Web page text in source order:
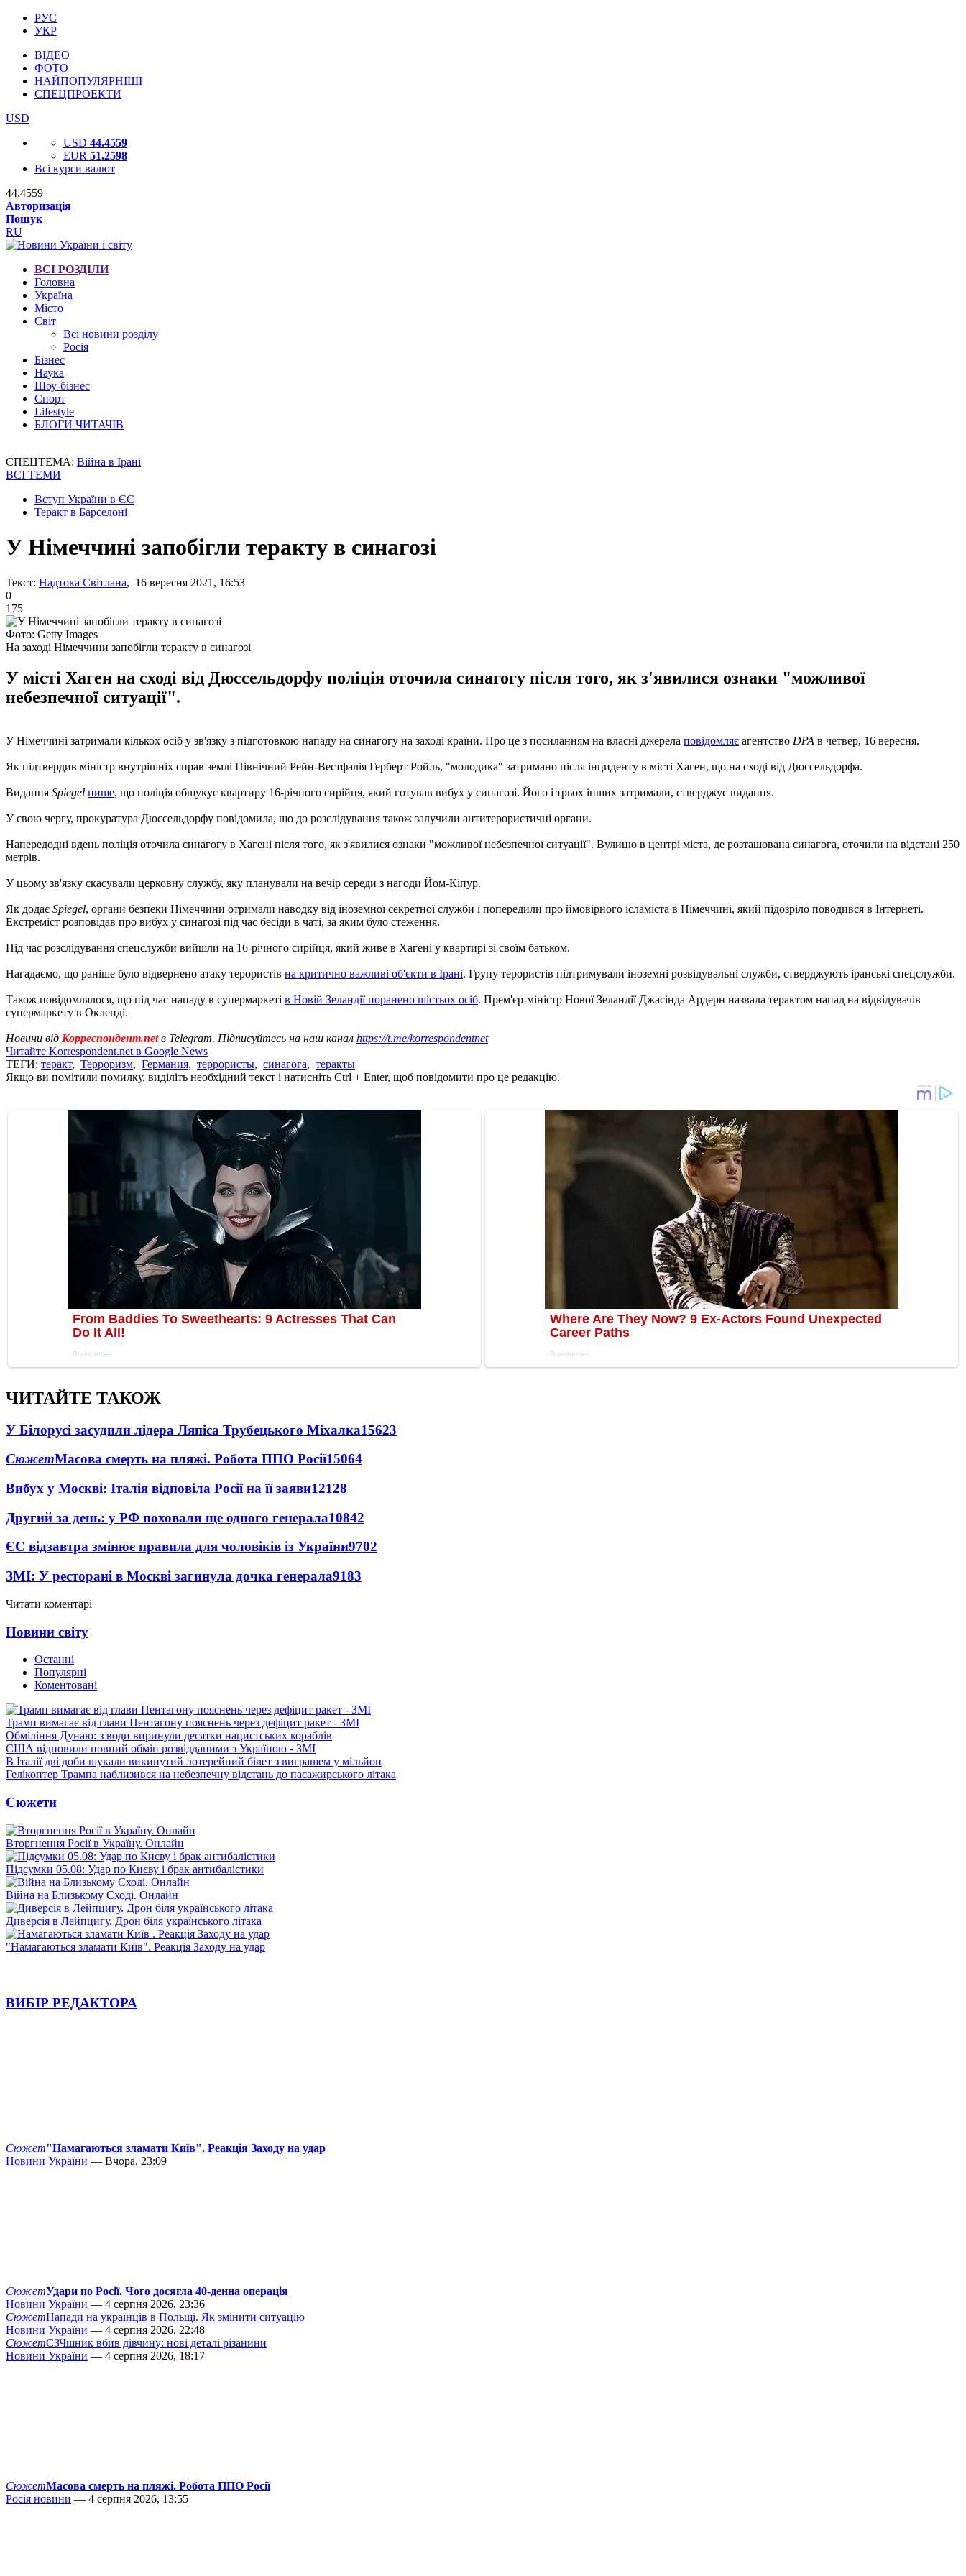
РУС
УКР
ВІДЕО
ФОТО
НАЙПОПУЛЯРНІШІ
СПЕЦПРОЕКТИ
USD
USD 44.4559
EUR 51.2598
Всі курси валют
44.4559
Авторизація
Пошук
RU
ВСІ РОЗДІЛИ
Головна
Україна
Місто
Світ
Всі новини розділу
Росія
Бізнес
Наука
Шоу-бізнес
Спорт
Lifestyle
БЛОГИ ЧИТАЧІВ
СПЕЦТЕМА: Війна в Ірані
ВСІ ТЕМИ
Вступ України в ЄС
Теракт в Барселоні
У Німеччині запобігли теракту в синагозі
Текст: Надтока Світлана, 16 вересня 2021, 16:53
0
175
Фото: Getty Images
На заході Німеччини запобігли теракту в синагозі
У місті Хаген на сході від Дюссельдорфу поліція оточила синагогу після того, як з'явилися ознаки "можливої ​​
небезпечної ситуації".
У Німеччині затримали кількох осіб у зв'язку з підготовкою нападу на синагогу на заході країни. Про це з посиланням на власні джерела повідомляє агентство DPA в четвер, 16 вересня.
Як підтвердив міністр внутрішніх справ землі Північний Рейн-Вестфалія Герберт Ройль, "молодика" затримано після інциденту в місті Хаген, що на сході від Дюссельдорфа.
Видання Spiegel пише, що поліція обшукує квартиру 16-річного сирійця, який готував вибух у синагозі. Його і трьох інших затримали, стверджує видання.
У свою чергу, прокуратура Дюссельдорфу повідомила, що до розслідування також залучили антитерористичні органи.
Напередодні вдень поліція оточила синагогу в Хагені після того, як з'явилися ознаки "можливої ​​небезпечної ситуації". Вулицю в центрі міста, де розташована синагога, оточили на відстані 250
метрів.
У цьому зв'язку скасували церковну службу, яку планували на вечір середи з нагоди Йом-Кіпур.
Як додає Spiegel, органи безпеки Німеччини отримали наводку від іноземної секретної служби і попередили про ймовірного ісламіста в Німеччині, який підозріло поводився в Інтернеті.
Екстреміст розповідав про вибух у синагозі під час бесіди в чаті, за яким було стеження.
Під час розслідування спецслужби вийшли на 16-річного сирійця, який живе в Хагені у квартирі зі своїм батьком.
Нагадаємо, що раніше було відвернено атаку терористів на критично важливі об'єкти в Ірані. Групу терористів підтримували іноземні розвідувальні служби, стверджують іранські спецслужби.
Також повідомлялося, що під час нападу в супермаркеті в Новій Зеландії поранено шістьох осіб. Прем'єр-міністр Нової Зеландії Джасінда Ардерн назвала терактом напад на відвідувачів
супермаркету в Окленді.
Новини від Корреспондент.netв Telegram. Підписуйтесь на наш канал https://t.me/korrespondentnet
Читайте Korrespondent.net в Google News
ТЕГИ: теракт, Терроризм, Германия, террористы, синагога, теракты
Якщо ви помітили помилку, виділіть необхідний текст і натисніть Ctrl + Enter, щоб повідомити про це редакцію.
ЧИТАЙТЕ ТАКОЖ
У Білорусі засудили лідера Ляпіса Трубецького Міхалка15623
СюжетМасова смерть на пляжі. Робота ППО Росії15064
Вибух у Москві: Італія відповіла Росії на її заяви12128
Другий за день: у РФ поховали ще одного генерала10842
ЄС відзавтра змінює правила для чоловіків із України9702
ЗМІ: У ресторані в Москві загинула дочка генерала9183
Читати коментарі
Новини світу
Останні
Популярні
Коментовані
Трамп вимагає від глави Пентагону пояснень через дефіцит ракет - ЗМІ
Обміління Дунаю: з води виринули десятки нацистських кораблів
США відновили повний обмін розвідданими з Україною - ЗМІ
В Італії дві доби шукали викинутий лотерейний білет з виграшем у мільйон
Гелікоптер Трампа наблизився на небезпечну відстань до пасажирського літака
Сюжети
Вторгнення Росії в Україну. Онлайн
Підсумки 05.08: Удар по Києву і брак антибалістики
Війна на Близькому Сході. Онлайн
Диверсія в Лейпцигу. Дрон біля українського літака
"Намагаються зламати Київ". Реакція Заходу на удар
ВИБІР РЕДАКТОРА
Сюжет"Намагаються зламати Київ". Реакція Заходу на удар
Новини України — Вчора, 23:09
СюжетУдари по Росії. Чого досягла 40-денна операція
Новини України — 4 серпня 2026, 23:36
СюжетНапади на українців в Польщі. Як змінити ситуацію
Новини України — 4 серпня 2026, 22:48
СюжетСЗЧшник вбив дівчину: нові деталі різанини
Новини України — 4 серпня 2026, 18:17
СюжетМасова смерть на пляжі. Робота ППО Росії
Росія новини — 4 серпня 2026, 13:55